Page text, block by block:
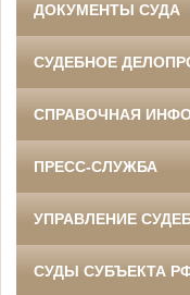
ДОКУМЕНТЫ СУДА
СУДЕБНОЕ
СПРАВОЧНАЯ
ПРЕСС-СЛУЖБА
УПРАВЛЕНИЕ
СУДЫ СУБЪЕКТА